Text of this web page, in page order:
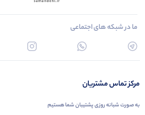
ما در شبکه های اجتماعی
مرکز تماس مشتریان
به صورت شبانه روزی پشتیبان شما هستیم